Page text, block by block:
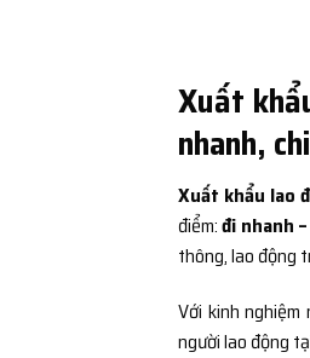
Xuất
nhanh,
Xuất khẩu lao
điểm:đi nhanh
thông, lao động
Với kinh
người lao động